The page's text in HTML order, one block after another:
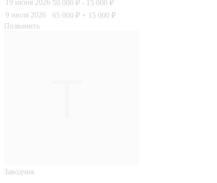
19 июня 2026 50 000 ₽ - 15 000 ₽
9 июля 2026
65 000 ₽ + 15 000 ₽
Позвонить
Заводчик